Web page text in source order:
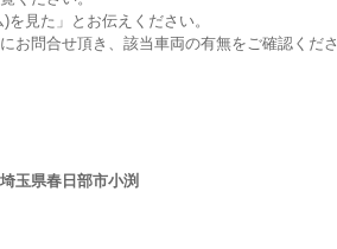
見た」とお伝えください。
お問合せ頂き、該当車両の有無をご確認くださ
玉県春日部市小渕